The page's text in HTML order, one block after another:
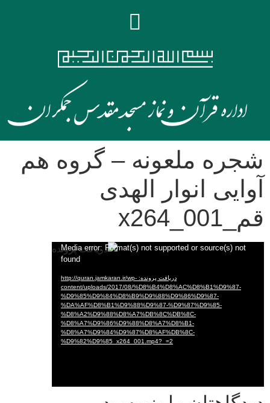
شجره ملعونه – گروه هم
آوایی انوار الهدی
قم_x264_001
نمایشگرMedia error: Format(s) not supported or source(s) not
found
دریافت پرونده: http://quran.jamkaran.ir/wp-
content/uploads/2017/08/%D8%B4%D8%AC%D8%B1%D9%87-
%D9%85%D9%84%D8%B9%D9%88%D9%86%D9%87-
%DA%AF%D8%B1%D9%88%D9%87-%D9%87%D9%85-
%D8%A2%D9%88%D8%A7%DB%8C%DB%8C-
%D8%A7%D9%86%D9%88%D8%A7%D8%B1-
%D8%A7%D9%84%D9%87%D8%AF%DB%8C-
%D9%82%D9%85_x264_001.mp4?_=2